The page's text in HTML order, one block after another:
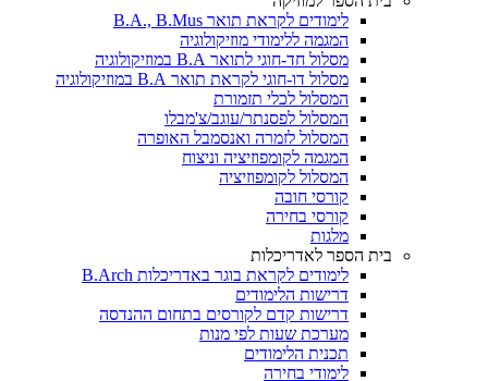
לימודים לקראת תואר B.A., B.Mus
המגמה ללימודי מוזיקולוגיה
מסלול חד-חוגי לתואר B.A במוזיקולוגיה
מסלול דו-חוגי לקראת תואר B.A במוזיקולוגיה
המסלול לכלי תזמורת
המסלול לפסנתר/עוגב/צ'מבלו
המסלול לזמרה ואנסמבל האופרה
המגמה לקומפוזיציה וניצוח
המסלול לקומפוזיציה
קורסי חובה
קורסי בחירה
מלגות
בית הספר לאדריכלות
לימודים לקראת בוגר באדריכלות B.Arch
דרישות הלימודים
דרישות קדם לקורסים בתחום ההנדסה
מערכת שעות לפי מנות
תכנית הלימודים
לימודי בחירה